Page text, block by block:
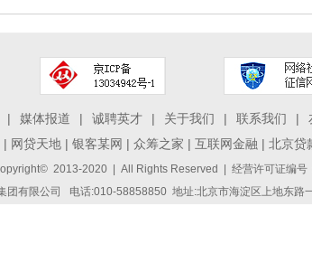
| 媒体报道 | 诚聘英才 | 关于我们 | 联系我们 |
| 网贷天地 | 银客某网 | 众筹之家 | 互联网金融 | 北京贷
2013-2020 | All Rights Reserved | 经营许可证编号
团有限公司 电话:010-58858850 地址:北京市海淀区上地东路